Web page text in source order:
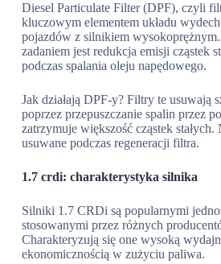
Diesel Particulate Filter (DPF), czyli
kluczowym elementem układu
pojazdów z silnikiem wysokoprężnym.
zadaniem jest redukcja emisji cząstek
podczas spalania oleju napędowego.
Jak działają DPF-y? Filtry te usuwają
poprzez przepuszczanie spalin przez
zatrzymuje większość cząstek stałych.
usuwane podczas regeneracji filtra.
1.7 crdi: charakterystyka silnika
Silniki 1.7 CRDi są popularnymi
stosowanymi przez różnych
Charakteryzują się one wysoką
ekonomicznością w zużyciu paliwa.